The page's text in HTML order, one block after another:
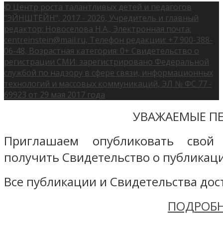
© Центр роста талантливых детей и педагогов
"ЭЙНШТЕЙН", 2017 - 2026, Учредитель и главный
редактор: Новоселова Н.А., Электронная почта:
centreinstein@mail.ru, Телефон редакции: +7 900-388-
06-48, Возрастная категория: 0+ Свидетельство о
регистрации СМИ: зарегистрировано Федеральной
службой по надзору в сфере связи, информационных
технологий и массовых коммуникаций, ЭЛ № ФС 77 -
69923 от 29 мая 2017 года
УВАЖАЕМЫЕ
Приглашаем опубликовать
получить Свидетельство о
Все публикации и Свидетельства